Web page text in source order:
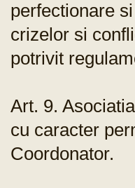
perfectionare
crizelor si
potrivit
Art. 9.
cu caracter
Coordonator.